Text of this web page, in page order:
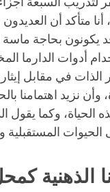
متأكد أن
بحاجة ماسة
أدوات الدارما
الذات في مقابل
وأن نزيد اهتمامنا
الذهنية